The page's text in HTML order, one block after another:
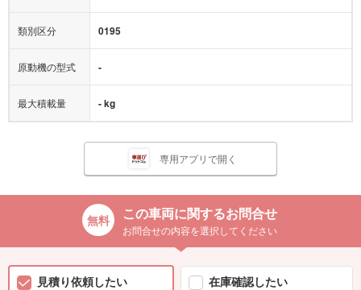
類別区分 0195
原動機の型式 -
最大積載量 - kg
専用アプリで開く
この車両に関するお問合せ
お問合せの内容を選択してください
見積り依頼したい
在庫確認したい